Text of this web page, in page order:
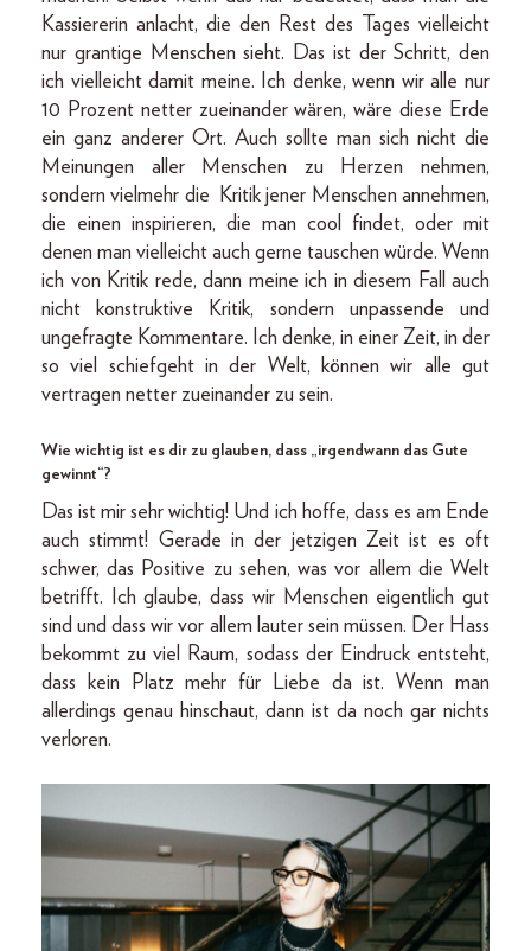
Kassiererin anlacht, die den Rest des Tages vielleicht
nur grantige Menschen sieht. Das ist der Schritt, den
ich vielleicht damit meine. Ich denke, wenn wir alle nur
10 Prozent netter zueinander wären, wäre diese Erde
ein ganz anderer Ort. Auch sollte man sich nicht die
Meinungen aller Menschen zu Herzen nehmen,
sondern vielmehr die Kritik jener Menschen annehmen,
die einen inspirieren, die man cool findet, oder mit
denen man vielleicht auch gerne tauschen würde. Wenn
ich von Kritik rede, dann meine ich in diesem Fall auch
nicht konstruktive Kritik, sondern unpassende und
ungefragte Kommentare. Ich denke, in einer Zeit, in der
so viel schiefgeht in der Welt, können wir alle gut
vertragen netter zueinander zu sein.
Wie wichtig ist es dir zu glauben, dass „irgendwann das Gute
gewinnt“?
Das ist mir sehr wichtig! Und ich hoffe, dass es am Ende
auch stimmt! Gerade in der jetzigen Zeit ist es oft
schwer, das Positive zu sehen, was vor allem die Welt
betrifft. Ich glaube, dass wir Menschen eigentlich gut
sind und dass wir vor allem lauter sein müssen. Der Hass
bekommt zu viel Raum, sodass der Eindruck entsteht,
dass kein Platz mehr für Liebe da ist. Wenn man
allerdings genau hinschaut, dann ist da noch gar nichts
verloren.